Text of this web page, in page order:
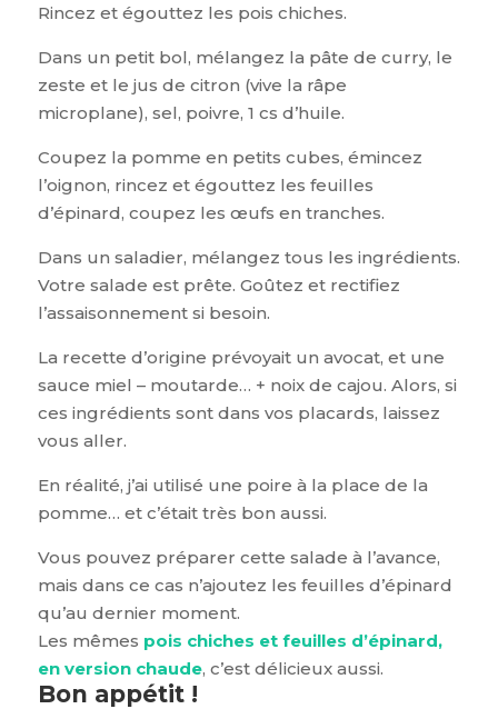
Rincez et égouttez les pois chiches.
Dans un petit bol, mélangez la pâte de curry, le
zeste et le jus de citron (vive la râpe
microplane), sel, poivre, 1 cs d’huile.
Coupez la pomme en petits cubes, émincez
l’oignon, rincez et égouttez les feuilles
d’épinard, coupez les œufs en tranches.
Dans un saladier, mélangez tous les ingrédients.
Votre salade est prête. Goûtez et rectifiez
l’assaisonnement si besoin.
La recette d’origine prévoyait un avocat, et une
sauce miel – moutarde… + noix de cajou. Alors, si
ces ingrédients sont dans vos placards, laissez
vous aller.
En réalité, j’ai utilisé une poire à la place de la
pomme… et c’était très bon aussi.
Vous pouvez préparer cette salade à l’avance,
mais dans ce cas n’ajoutez les feuilles d’épinard
qu’au dernier moment.
Les mêmes pois chiches et feuilles d’épinard,
en version chaude, c’est délicieux aussi.
Bon appétit !